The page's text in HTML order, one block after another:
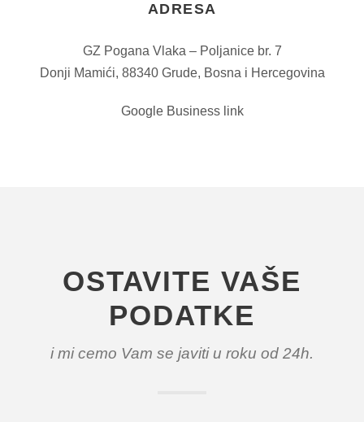
ADRESA
GZ Pogana Vlaka – Poljanice br. 7
Donji Mamići, 88340 Grude, Bosna i Hercegovina
Google Business link
OSTAVITE VAŠE
PODATKE
i mi cemo Vam se javiti u roku od 24h.